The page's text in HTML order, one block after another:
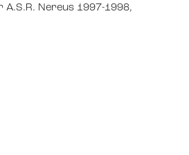
Nereus 1997-1998,